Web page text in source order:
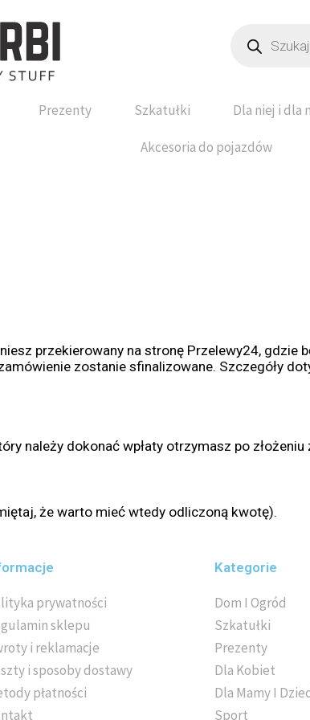
produktów
Prezenty Szkatułki Dla niej i dla
Akcesoria do pojazdów
przekierowany na stronę Przelewy24,
zostanie sfinalizowane. Szczegóły
należy dokonać wpłaty otrzymasz po
że warto mieć wtedy odliczoną kwotę).
prywatności
sklepu
i reklamacje
i sposoby dostawy
płatności
Kategorie
Dom I Ogród
Szkatułki
Prezenty
Dla Kobiet
Dla Mamy I
Sport